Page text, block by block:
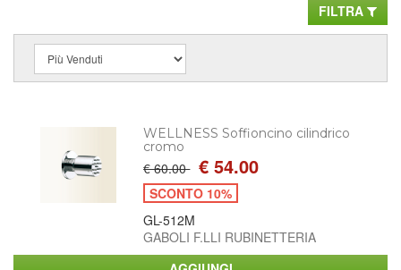
FILTRA
WELLNESS Soffioncino cilindrico
cromo
€ 60.00 € 54.00
SCONTO 10%
GL-512M
GABOLI F.LLI RUBINETTERIA